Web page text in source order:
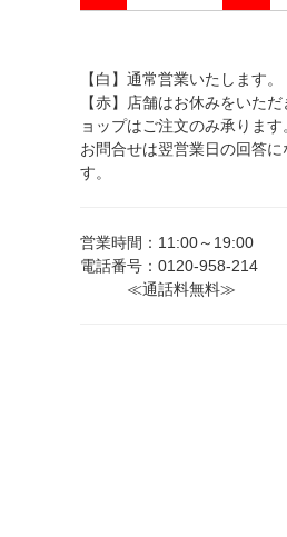
【白】通常営業いたします。
【赤】店舗はお休みをいた
ョップはご注文のみ承りま
お問合せは翌営業日の回答に
す。
営業時間：11:00～19:00
電話番号：0120-958-214
≪通話料無料≫